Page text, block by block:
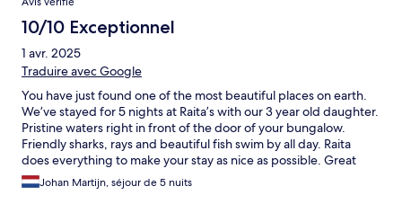
10/10 Exceptionnel
1 avr. 2025
Traduire avec Google
You have just found one of the most beautiful places on earth.
We’ve stayed for 5 nights at Raita’s with our 3 year old daughter.
Pristine waters right in front of the door of your bungalow.
Friendly sharks, rays and beautiful fish swim by all day. Raita
does everything to make your stay as nice as possible. Great
food and fresh fish! We did a snorkelling, fishing, picnic tour by
boat which was really incredible. The bungalows are simple, but
Johan Martijn, séjour de 5 nuits